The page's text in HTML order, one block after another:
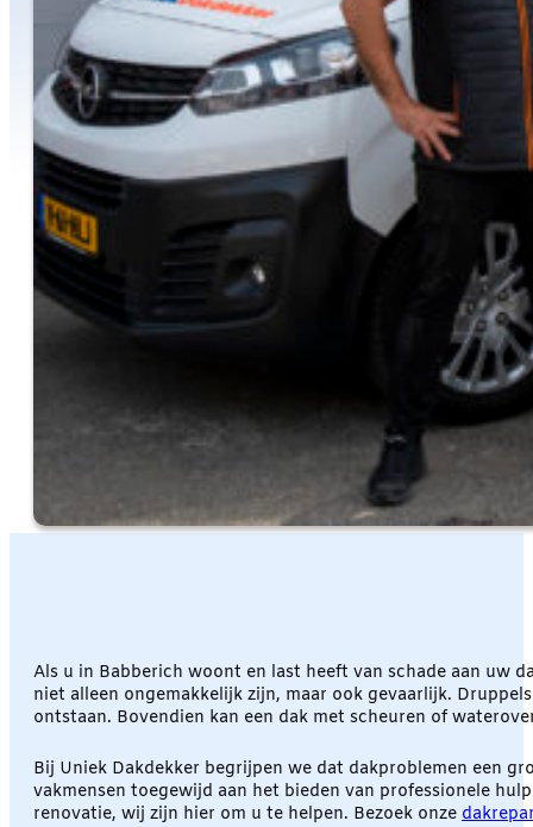
Als u in Babberich woont en last heeft van schade aan uw
niet alleen ongemakkelijk zijn, maar ook gevaarlijk.
ontstaan. Bovendien kan een dak met scheuren of
Bij Uniek Dakdekker begrijpen we dat dakproblemen een
vakmensen toegewijd aan het bieden van professionele
renovatie, wij zijn hier om u te helpen. Bezoek onze